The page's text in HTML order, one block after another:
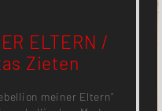
ELTERN /
Zieten
meiner Eltern“